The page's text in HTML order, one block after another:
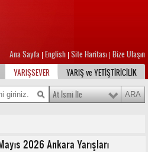
Ana Sayfa English Site Haritası Bize Ulaşın
YARIŞSEVER YARIŞ ve YETİŞTİRİCİLİK
At İsmi İle
2026 Ankara Yarışları
3 Yaşlı Araplar
ŞARTLI 19/DHÖW
4 ve Yukarı Araplar
ŞARTLI 4/DHÖW
Handikap 17/DHÖ /H1